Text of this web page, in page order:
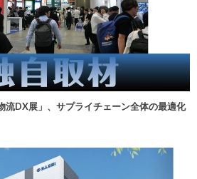
流DX展」、サプライチェーン全体の最適化